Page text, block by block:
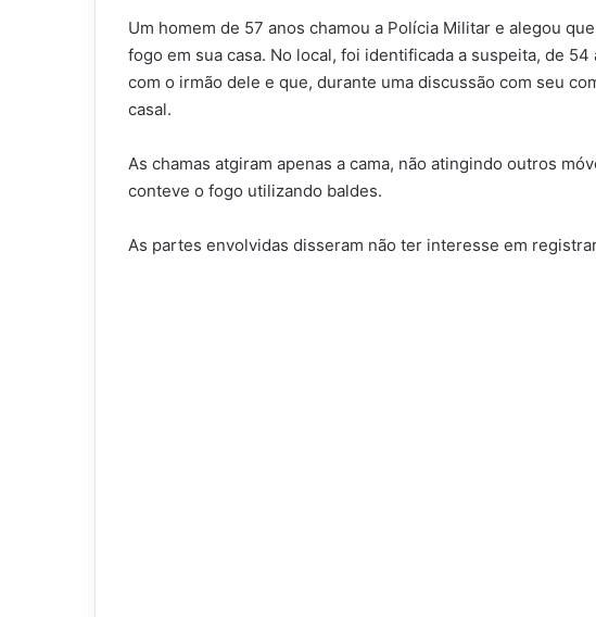
Um homem de 57 anos chamou a Polícia Militar e alegou
fogo em sua casa. No local, foi identificada a suspeita, de
com o irmão dele e que, durante uma discussão com seu
casal.
As chamas atgiram apenas a cama, não atingindo outros
conteve o fogo utilizando baldes.
As partes envolvidas disseram não ter interesse em